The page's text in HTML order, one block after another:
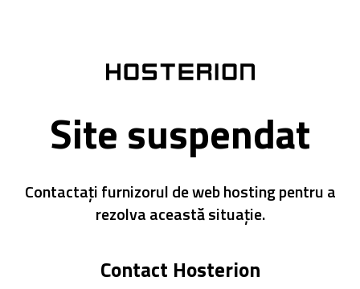
Site suspendat
Contactați furnizorul de web hosting pentru a
rezolva această situație.
Contact Hosterion